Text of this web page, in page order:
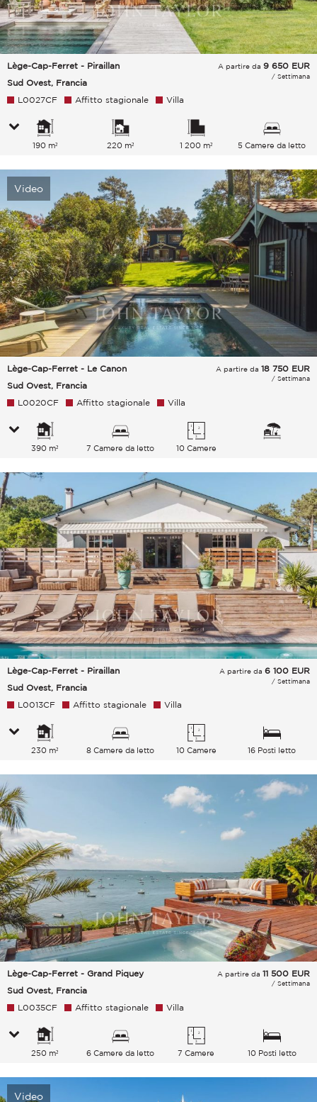
Lège-Cap-Ferret - Piraillan
Sud Ovest, Francia
A partire da 9 650 EUR
/ Settimana
L0027CF Affitto stagionale Villa
190 m² 220 m² 1 200 m² 5 Camere da letto
Video
Lège-Cap-Ferret - Le Canon
Sud Ovest, Francia
A partire da 18 750 EUR
/ Settimana
L0020CF Affitto stagionale Villa
390 m² 7 Camere da letto 10 Camere
Lège-Cap-Ferret - Piraillan
Sud Ovest, Francia
A partire da 6 100 EUR
/ Settimana
L0013CF Affitto stagionale Villa
230 m² 8 Camere da letto 10 Camere 16 Posti letto
Lège-Cap-Ferret - Grand Piquey
Sud Ovest, Francia
A partire da 11 500 EUR
/ Settimana
L0035CF Affitto stagionale Villa
250 m² 6 Camere da letto 7 Camere 10 Posti letto
Video